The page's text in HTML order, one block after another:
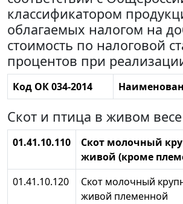
классификатором
облагаемых налогом на
стоимость по налоговой
процентов при
Код ОК 034-2014
Скот и птица в живом весе
01.41.10.110
Скот молочный
живой (кроме
01.41.10.120
Скот молочный
живой племенной